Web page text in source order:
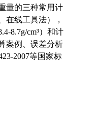
量的三种常用计
在线工具法），
8.7g/cm³）和计
案例、误差分析
2007等国家标